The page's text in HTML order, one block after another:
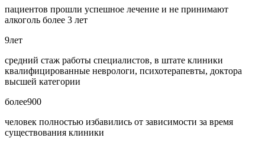
пациентов прошли успешное лечение и не принимают
алкоголь более 3 лет
9лет
средний стаж работы специалистов, в штате клиники
квалифицированные неврологи, психотерапевты, доктора
высшей категории
более900
человек полностью избавились от зависимости за время
существования клиники